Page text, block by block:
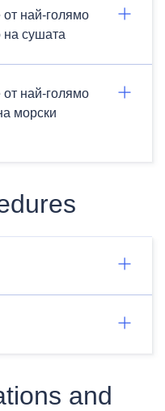
от най-голямо
на сушата
от най-голямо
морски
and